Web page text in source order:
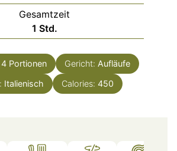
Gesamtzeit
1 Stunde
Std.
4 Portionen Gericht: Aufläufe
Italienisch Calories: 450